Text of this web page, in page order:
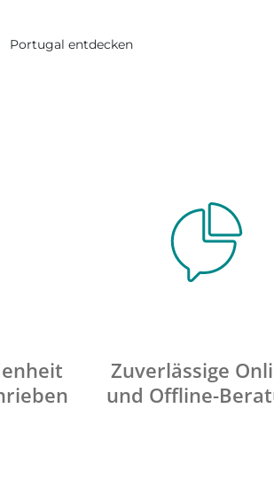
Portugal entdecken
Zuverlässige
und Offline-